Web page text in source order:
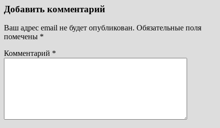
Добавить комментарий
Ваш адрес email не будет опубликован. Обязательные поля
помечены *
Комментарий *